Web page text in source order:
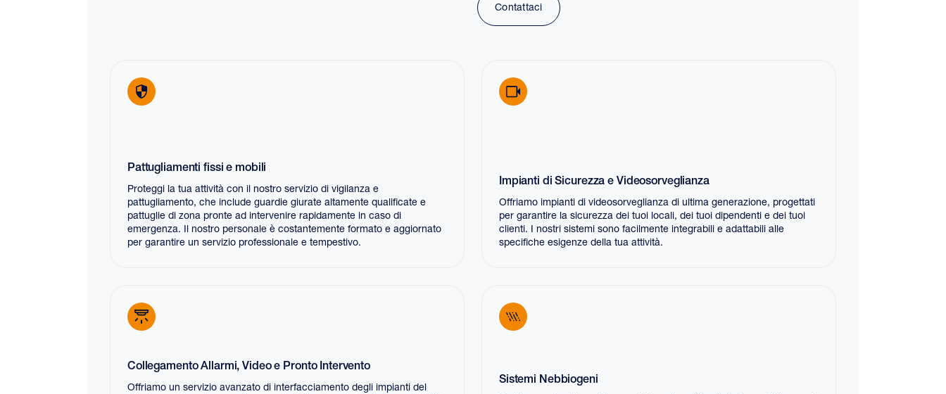
Contattaci
Pattugliamenti fissi e mobili
Proteggi la tua attività con il nostro servizio di vigilanza e
pattugliamento, che include guardie giurate altamente qualificate e
pattuglie di zona pronte ad intervenire rapidamente in caso di
emergenza. Il nostro personale è costantemente formato e aggiornato
per garantire un servizio professionale e tempestivo.
Impianti di Sicurezza e Videosorveglianza
Offriamo impianti di videosorveglianza di ultima generazione, progettati
per garantire la sicurezza dei tuoi locali, dei tuoi dipendenti e dei tuoi
clienti. I nostri sistemi sono facilmente integrabili e adattabili alle
specifiche esigenze della tua attività.
Collegamento Allarmi, Video e Pronto Intervento
Offriamo un servizio avanzato di interfacciamento degli impianti del
Sistemi Nebbiogeni